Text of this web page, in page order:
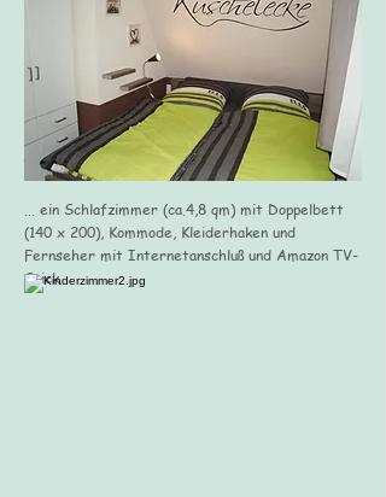
... ein Schlafzimmer (ca.4,8 qm) mit Doppelbett
(140 x 200), Kommode, Kleiderhaken und
Fernseher mit Internetanschluß und Amazon TV-
Stick.